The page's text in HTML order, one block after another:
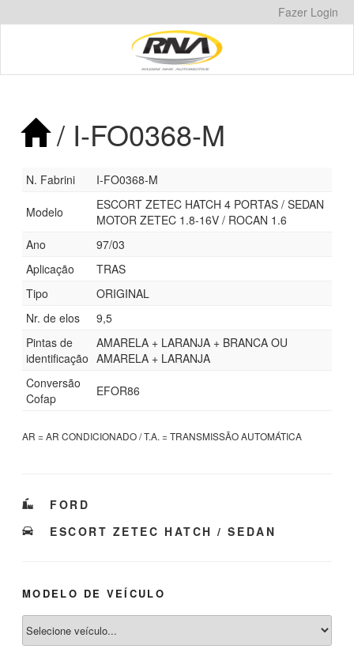
para
Fazer Login
/ I-FO0368-M
N. Fabrini I-FO0368-M
Modelo
ESCORT ZETEC HATCH 4 PORTAS / SEDAN
MOTOR ZETEC 1.8-16V / ROCAN 1.6
Ano
97/03
Aplicação
TRAS
Tipo
ORIGINAL
Nr. de elos
9,5
Pintas de
identificação
AMARELA + LARANJA + BRANCA OU
AMARELA + LARANJA
Conversão
Cofap
EFOR86
AR = AR CONDICIONADO / T.A. = TRANSMISSÃO AUTOMÁTICA
CATEGORIAS
FORD
TAGS
ESCORT ZETEC HATCH / SEDAN
MODELO DE VEÍCULO